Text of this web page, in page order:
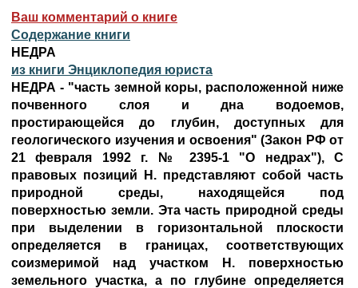
Ваш комментарий о книге
Содержание книги
НЕДРА
из книги Энциклопедия юриста
НЕДРА - "часть земной коры, расположенной ниже
почвенного слоя и дна водоемов,
простирающейся до глубин, доступных для
геологического изучения и освоения" (Закон РФ от
21 февраля 1992 г. № 2395-1 "О недрах"), С
правовых позиций Н. представляют собой часть
природной среды, находящейся под
поверхностью земли. Эта часть природной среды
при выделении в горизонтальной плоскости
определяется в границах, соответствующих
соизмеримой над участком Н. поверхностью
земельного участка, а по глубине определяется